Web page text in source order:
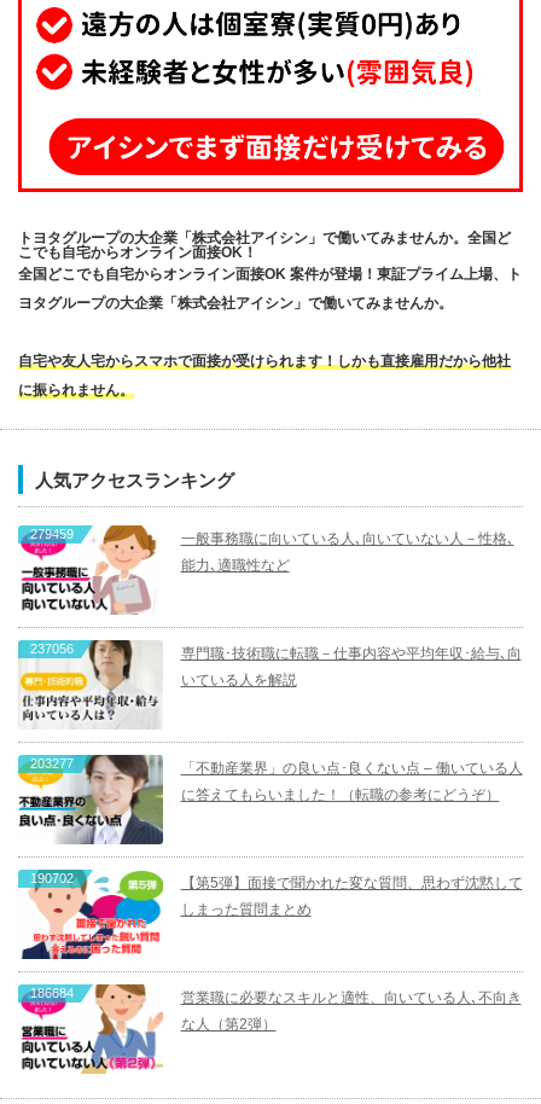
トヨタグループの大企業「株式会社アイシン」で働いてみませんか。全国ど
こでも自宅からオンライン面接OK！
全国どこでも自宅からオンライン面接OK 案件が登場！東証プライム上場、ト
ヨタグループの大企業「株式会社アイシン」で働いてみませんか。
自宅や友人宅からスマホで面接が受けられます！しかも直接雇用だから他社
に振られません。
人気アクセスランキング
279459
一般事務職に向いている人､向いていない人－性格､
能力､適職性など
237056
専門職･技術職に転職－仕事内容や平均年収･給与､向
いている人を解説
203277
「不動産業界」の良い点･良くない点 – 働いている人
に答えてもらいました！（転職の参考にどうぞ）
190702
【第5弾】面接で聞かれた変な質問、思わず沈黙して
しまった質問まとめ
186684
営業職に必要なスキルと適性、向いている人､不向き
な人（第2弾）